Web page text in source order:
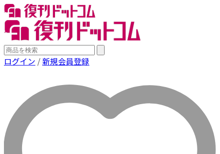
ログイン /新規会員登録